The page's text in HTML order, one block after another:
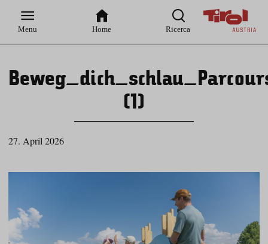
Hauptnavigation
Inhaltsbereich
Menu Home Ricerca
(1)
27. April 2026